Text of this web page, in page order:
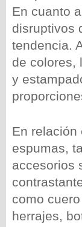
En cuanto
disruptivos
tendencia.
de colores,
y
En relación
espumas,
accesorios
como
herrajes,